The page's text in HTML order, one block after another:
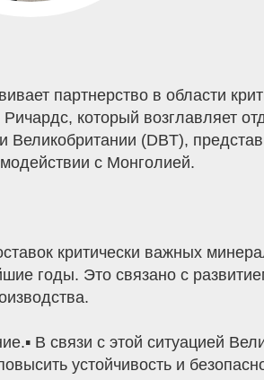
партнерство в области
который возглавляет
(DBT),
с Монголией.
критически важных
годы. Это связано с
В связи с этой ситуацией
устойчивость и